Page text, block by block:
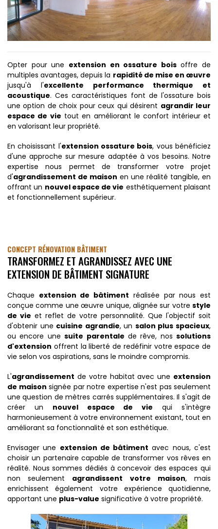
Opter pour une extension en ossature boisoffre de
multiples avantages, depuis la rapidité de mise en œuvre
jusqu'à l'excellente performance thermique et
acoustique. Ces caractéristiques font de l'ossature bois
une option de choix pour ceux qui désirent agrandir leur
espace de vie tout en améliorant le confort intérieur et
en valorisant leur propriété.
En choisissant l'extension ossature bois, vous bénéficiez
d'une approche sur mesure adaptée à vos besoins. Notre
expertise nous permet de transformer votre projet
d'agrandissement de maison en une réalité tangible, en
offrant un nouvel espace de vie esthétiquement plaisant
et fonctionnellement supérieur.
CONCEPT RÉNOVATION BÂTIMENT
TRANSFORMEZ ET AGRANDISSEZ AVEC UNE
EXTENSION DE BÂTIMENT SIGNATURE
Chaque extension de bâtiment réalisée par nous est
conçue comme une œuvre unique, alignée sur votre style
de vie et reflet de votre personnalité. Que l'objectif soit
d'obtenir une cuisine agrandie, un salon plus spacieux,
ou encore unesuite parentale de rêve, nos solutions
d'extension offrent la liberté de redéfinir votre espace de
vie selon vos aspirations, sans le moindre compromis.
L'agrandissement de votre habitat avec une extension
de maison signée par notre expertise n'est pas seulement
une question de mètres carrés supplémentaires. Il s'agit de
créer un nouvel espace de vie qui s'intègre
harmonieusement à votre environnement existant, tout en
améliorant sa fonctionnalité et son esthétique.
Envisager une extension de bâtiment avec nous, c'est
choisir un partenaire capable de transformer vos rêves en
réalité. Nous sommes dédiés à concevoir des espaces qui
non seulement agrandissent votre maison, mais
enrichissent également votre expérience quotidienne,
apportant une plus-value significative à votre propriété.